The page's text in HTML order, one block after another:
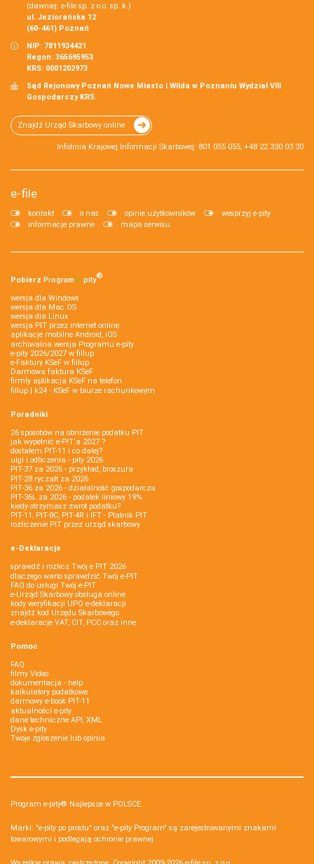
(dawniej: e-file sp. z o.o. sp. k.)
ul. Jeziorańska 12
(60-461) Poznań
NIP: 7811934421
Regon: 365695953
KRS: 0001202973
Sąd Rejonowy Poznań Nowe Miasto i Wilda w Poznaniu Wydział VIII
Gospodarczy KRS.
Znajdź Urząd Skarbowy online
Infolinia Krajowej Informacji Skarbowej: 801 055 055, +48 22 330 03 30
e-file
kontakt o nas opinie użytkowników
wesprzyj e-pity
informacje prawne
mapa serwisu
Pobierz Program e‑pity®
wersja dla Windows
wersja dla Mac OS
wersja dla Linux
wersja PIT przez internet online
aplikacje mobilne Android, iOS
archiwalna wersja Programu e-pity
e-pity 2026/2027 w fillup
e‑Faktury KSeF w fillup
Darmowa faktura KSeF
firmly aplikacja KSeF na telefon
fillup | k24 - KSeF w biurze rachunkowym
Poradniki
26 sposobów na obniżenie podatku PIT
jak wypełnić e-PIT'a 2027 ?
dostałem PIT-11 i co dalej?
ulgi i odliczenia - pity 2026
PIT-37 za 2026 - przykład, broszura
PIT-28 ryczałt za 2026
PIT-36 za 2026 - działalność gospodarcza
PIT-36L za 2026 - podatek liniowy 19%
kiedy otrzymasz zwrot podatku?
PIT-11, PIT-8C, PIT-4R i IFT - Płatnik PIT
rozliczenie PIT przez urząd skarbowy
e-Deklaracje
sprawdź i rozlicz Twój e PIT 2026
dlaczego warto sprawdzić Twój e-PIT
FAQ do usługi Twój e-PIT
e-Urząd Skarbowy obsługa online
kody weryfikacji UPO e-deklaracji
znajdź kod Urzędu Skarbowego
e-deklaracje VAT, CIT, PCC oraz inne
Pomoc
FAQ
filmy Video
dokumentacja - help
kalkulatory podatkowe
darmowy e-book PIT-11
aktualności e-pity
dane techniczne API, XML
Dysk e-pity
Twoje zgłoszenie lub opinia
Program e-pity® Najlepsze w POLSCE.
Marki: "e-pity po prostu" oraz "e-pity Program" są zarejestrowanymi znakami
towarowymi i podlegają ochronie prawnej.